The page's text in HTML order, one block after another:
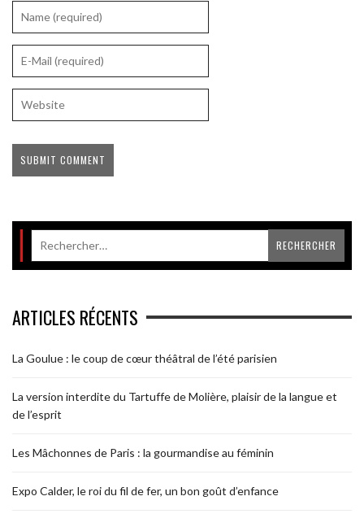
ARTICLES RÉCENTS
La Goulue : le coup de cœur théâtral de l’été parisien
La version interdite du Tartuffe de Molière, plaisir de la langue et
de l’esprit
Les Mâchonnes de Paris : la gourmandise au féminin
Expo Calder, le roi du fil de fer, un bon goût d’enfance